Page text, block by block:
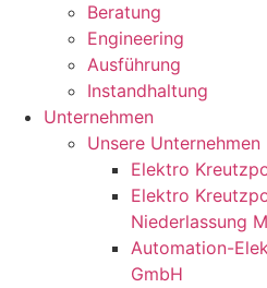
Beratung
Engineering
Ausführung
Instandhaltung
Unternehmen
Unsere Unternehmen
Elektro
Elektro
Niederlassung
Automation-
GmbH